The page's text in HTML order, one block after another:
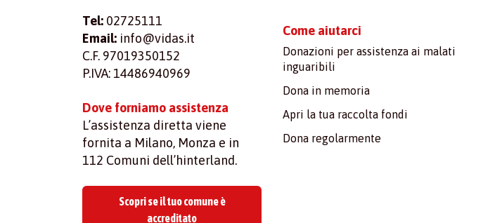
Tel: 02725111
Email: info@vidas.it
C.F. 97019350152
P.IVA: 14486940969
Dove forniamo assistenza
L’assistenza diretta viene
fornita a Milano, Monza e in
112 Comuni dell’hinterland.
Scopri se il tuo comune è
accreditato
Come aiutarci
Donazioni per assistenza ai malati
inguaribili
Dona in memoria
Apri la tua raccolta fondi
Dona regolarmente